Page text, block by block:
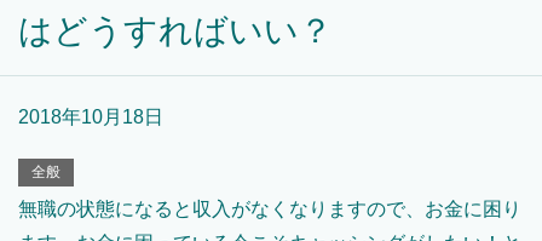
はどうすればいい？
2018年10月18日
全般
無職の状態になると収入がなくなりますので、お金に困り